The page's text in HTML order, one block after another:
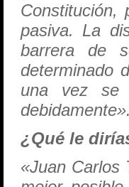
Constitución,
pasiva. La
barrera de
determinado
una vez se
debidamente».
¿Qué le
«Juan Carlos